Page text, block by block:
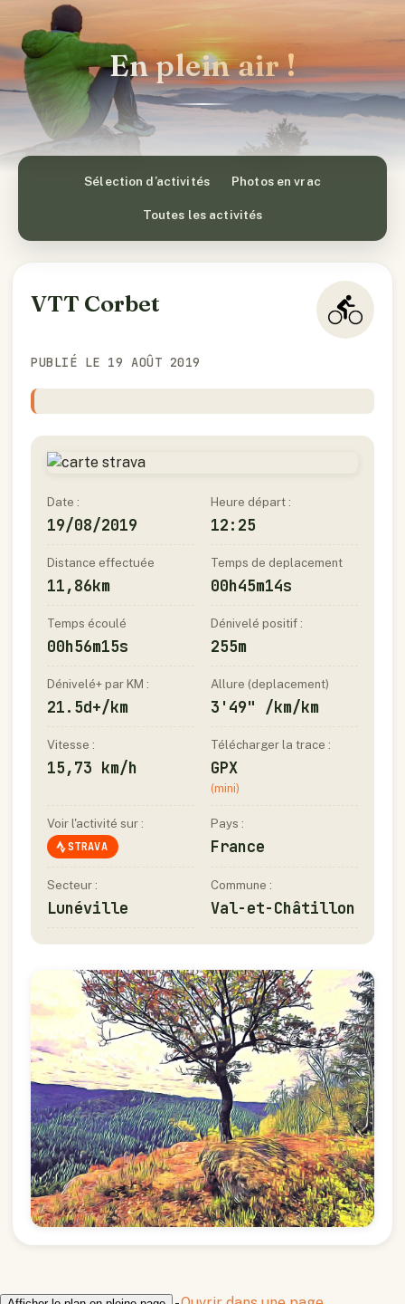
En plein air !
Sélection d’activités Photos en vrac
Toutes les activités
VTT Corbet
PUBLIÉ LE 19 AOÛT 2019
Date :
19/08/2019
Heure départ :
12:25
Distance effectuée
11,86km
Temps de deplacement
00h45m14s
Temps écoulé
00h56m15s
Dénivelé positif :
255m
Dénivelé+ par KM :
21.5d+/km
Allure (deplacement)
3'49" /km/km
Vitesse :
15,73 km/h
Télécharger la trace :
GPX
(mini)
Voir l'activité sur :
STRAVA
Pays :
France
Secteur :
Lunéville
Commune :
Val-et-Châtillon